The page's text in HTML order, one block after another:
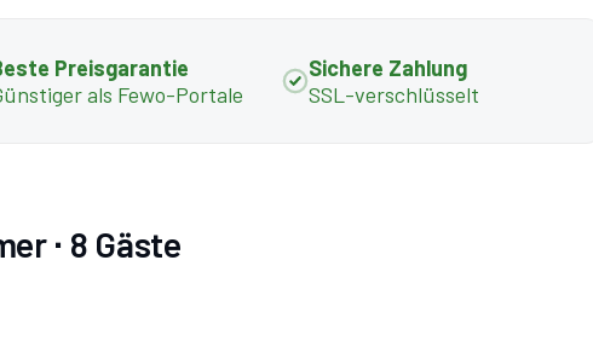
Preisgarantie
als Fewo-Portale
Sichere Zahlung
SSL-verschlüsselt
∙ 8 Gäste